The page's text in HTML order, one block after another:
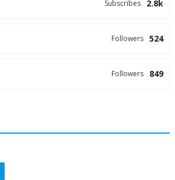
2.8k
Subscribes
524
Followers
849
Followers